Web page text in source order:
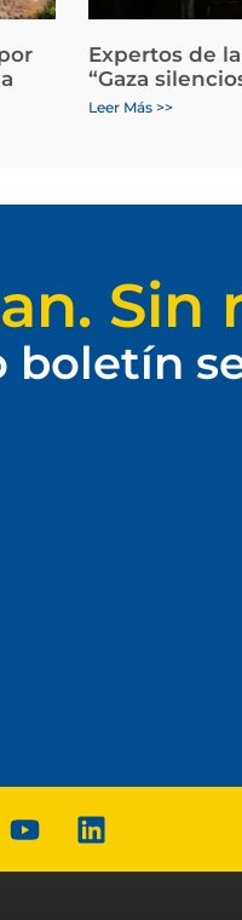
Expertos de
“Gaza
Leer Más >>
Sin
boletín